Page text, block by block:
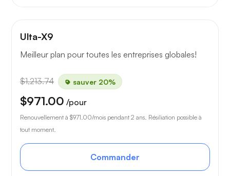
Ulta-X9
Meilleur plan pour toutes les entreprises globales!
$1,213.74 sauver 20%
$971.00 /pour
Renouvellement à $971.00/mois pendant 2 ans. Résiliation possible à
tout moment.
Commander